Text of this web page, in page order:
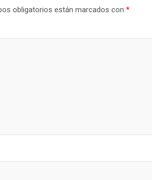
obligatorios están marcados con *